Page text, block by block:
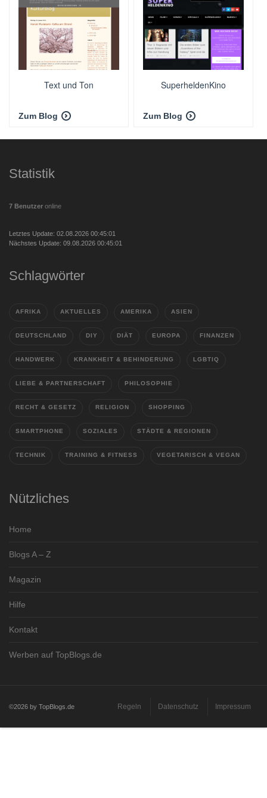
Text und Ton
Zum Blog
SuperheldenKino
Zum Blog
Statistik
7 Benutzer online
Letztes Update: 02.08.2026 00:45:01
Nächstes Update: 09.08.2026 00:45:01
Schlagwörter
AFRIKA AKTUELLES AMERIKA ASIEN
DEUTSCHLAND DIY DIÄT EUROPA FINANZEN
HANDWERK KRANKHEIT & BEHINDERUNG LGBTIQ
LIEBE & PARTNERSCHAFT PHILOSOPHIE
RECHT & GESETZ RELIGION SHOPPING
SMARTPHONE SOZIALES STÄDTE & REGIONEN
TECHNIK TRAINING & FITNESS VEGETARISCH & VEGAN
Nützliches
Home
Blogs A – Z
Magazin
Hilfe
Kontakt
Werben auf TopBlogs.de
©2026 by TopBlogs.de Regeln Datenschutz Impressum